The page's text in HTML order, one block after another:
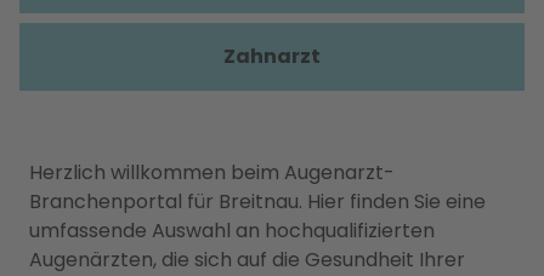
Herzlich willkommen beim Augenarzt-
Branchenportal für Breitnau. Hier finden Sie eine
umfassende Auswahl an hochqualifizierten
Augenärzten, die sich auf die Gesundheit Ihrer
Zahnarzt